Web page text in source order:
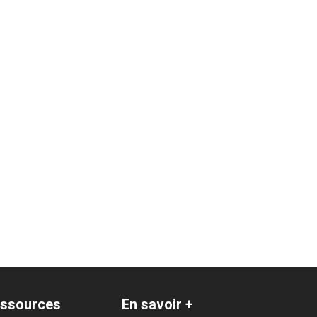
En savoir +